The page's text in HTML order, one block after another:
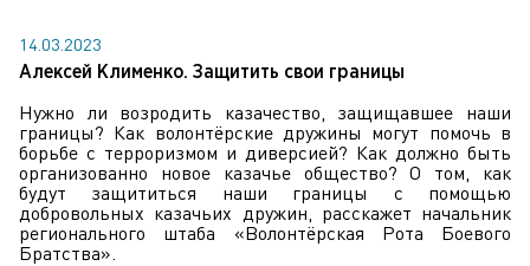
14.03.2023
Алексей Клименко. Защитить свои границы
Нужно ли возродить казачество, защищавшее наши
границы? Как волонтёрские дружины могут помочь в
борьбе с терроризмом и диверсией? Как должно быть
организованно новое казачье общество? О том, как
будут защититься наши границы с помощью
добровольных казачьих дружин, расскажет начальник
регионального штаба «Волонтёрская Рота Боевого
Братства».